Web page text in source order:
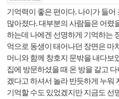
기억력이 좋은 편이다. 나이가 들
많아졌다. 대부분의 사람들은 어렸
하는데 나에겐 선명하게 기억하는
억으로 동생이 태어나던 장면은 마
머니와 함께 창호지 문밖을 내다보
집에 방문하셨을 때 온 방을 갈고
겠다고 하셔서 놀라 반듯하게 누워
기억할 수도 있었겠지만 지금도 선